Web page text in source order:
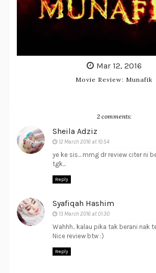
Mar 12, 2016
Movie Review: Munafik
2 comments:
Sheila Adziz
12 March 2016 at 10:54
ye ke sis... mmg dr review citer ni
tgk...
Reply
Syafiqah Hashim
13 March 2016 at 01:30
Wahhh.. kalau pika tak berani nak
Nice review btw :)
Reply